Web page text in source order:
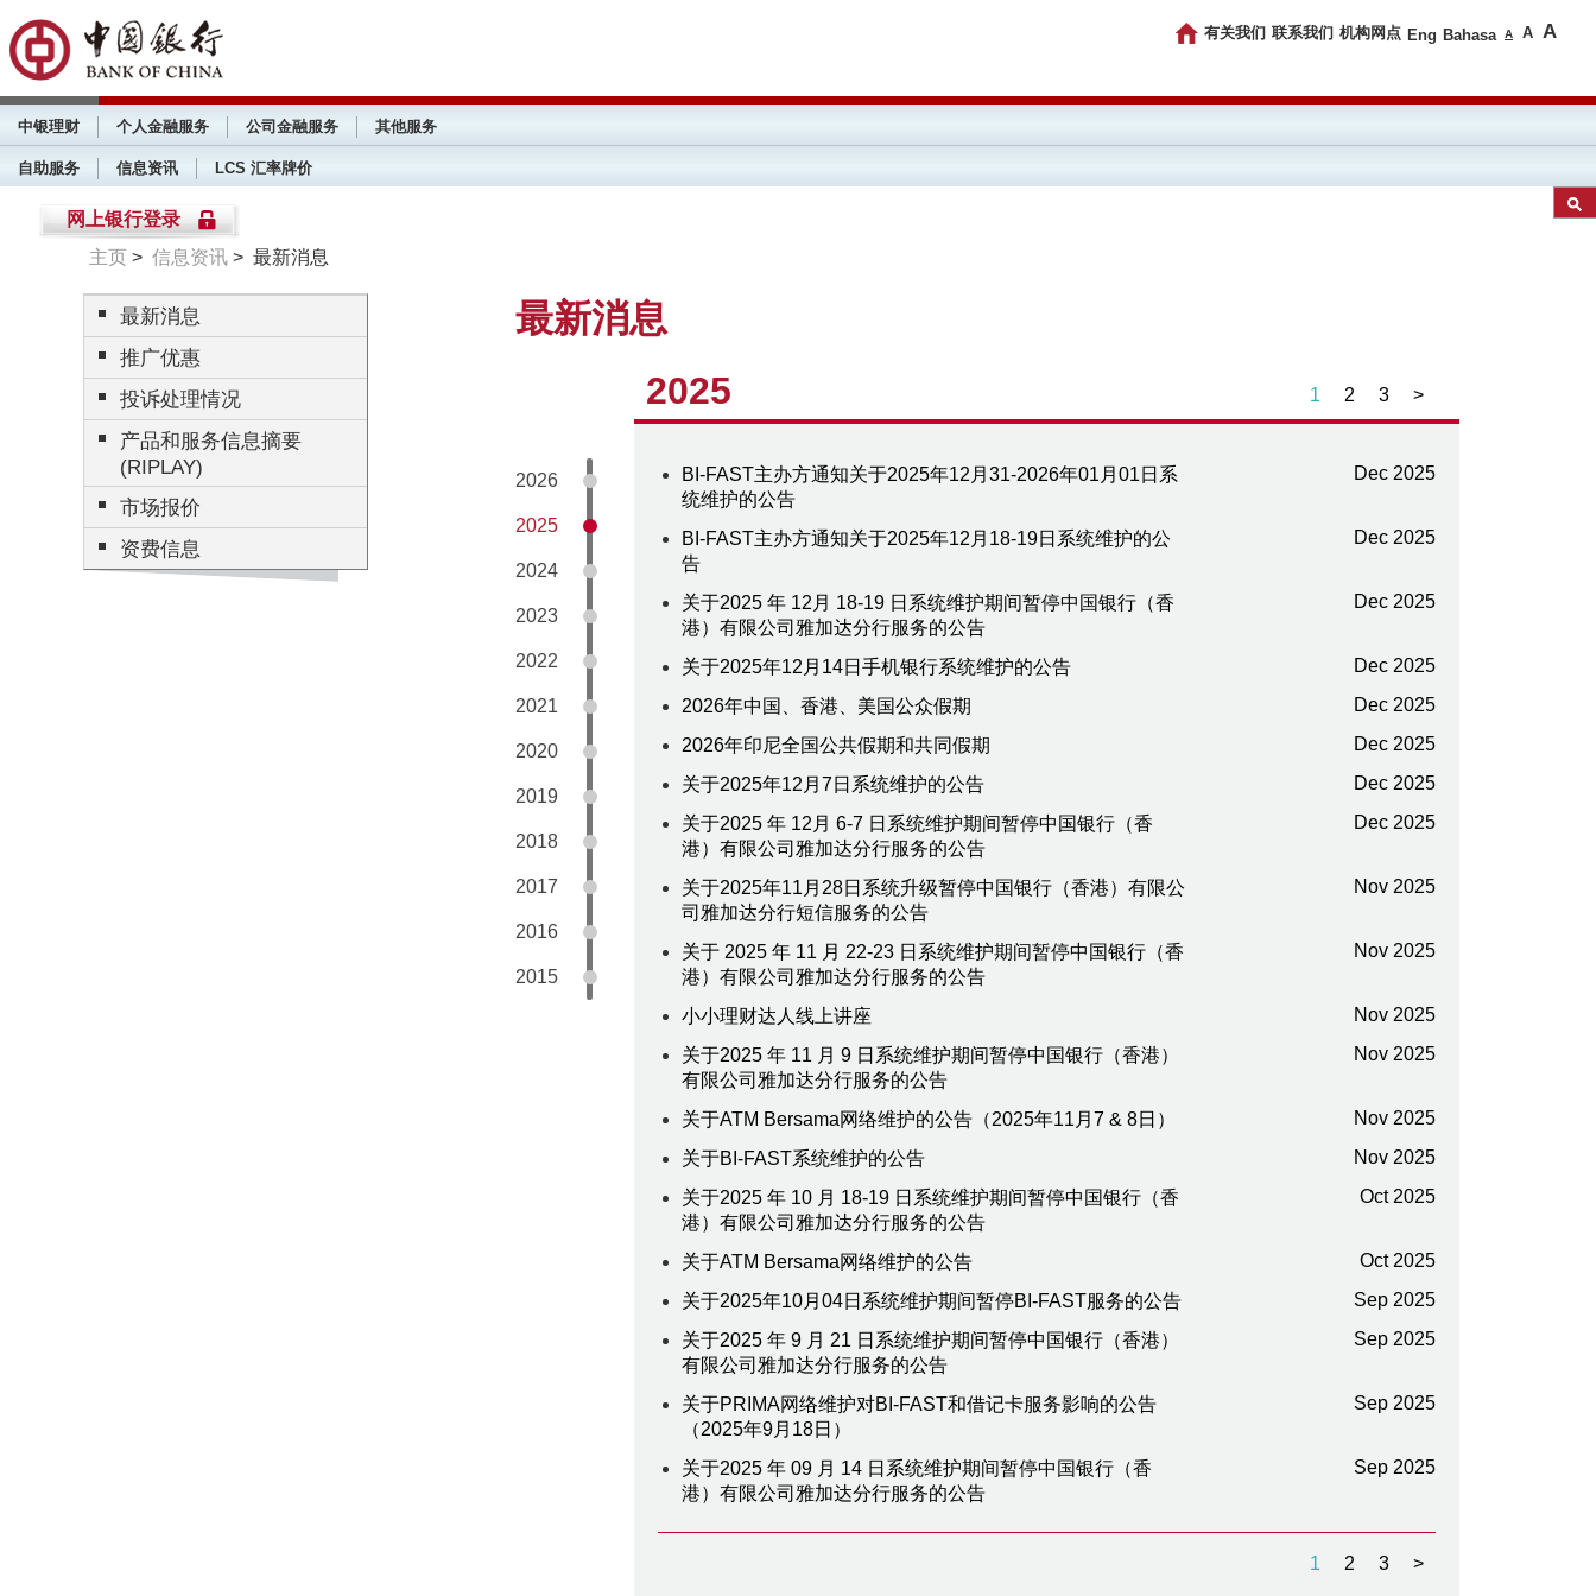
有关我们 联系我们 机构网点 Eng Bahasa A A A
中银理财 个人金融服务 公司金融服务 其他服务
自助服务 信息资讯 LCS 汇率牌价
网上银行登录
主页 > 信息资讯 > 最新消息
最新消息
推广优惠
投诉处理情况
产品和服务信息摘要
(RIPLAY)
市场报价
资费信息
最新消息
2026
2025
2024
2023
2022
2021
2020
2019
2018
2017
2016
2015
2025 1 2 3 >
Dec 2025
BI-FAST主办方通知关于2025年12月31-2026年01月01日系
统维护的公告
Dec 2025
BI-FAST主办方通知关于2025年12月18-19日系统维护的公
告
Dec 2025
关于2025 年 12月 18-19 日系统维护期间暂停中国银行（香
港）有限公司雅加达分行服务的公告
Dec 2025
关于2025年12月14日手机银行系统维护的公告
Dec 2025
2026年中国、香港、美国公众假期
Dec 2025
2026年印尼全国公共假期和共同假期
Dec 2025
关于2025年12月7日系统维护的公告
Dec 2025
关于2025 年 12月 6-7 日系统维护期间暂停中国银行（香
港）有限公司雅加达分行服务的公告
Nov 2025
关于2025年11月28日系统升级暂停中国银行（香港）有限公
司雅加达分行短信服务的公告
Nov 2025
关于 2025 年 11 月 22-23 日系统维护期间暂停中国银行（香
港）有限公司雅加达分行服务的公告
Nov 2025
小小理财达人线上讲座
Nov 2025
关于2025 年 11 月 9 日系统维护期间暂停中国银行（香港）
有限公司雅加达分行服务的公告
Nov 2025
关于ATM Bersama网络维护的公告（2025年11月7 & 8日）
Nov 2025
关于BI-FAST系统维护的公告
Oct 2025
关于2025 年 10 月 18-19 日系统维护期间暂停中国银行（香
港）有限公司雅加达分行服务的公告
Oct 2025
关于ATM Bersama网络维护的公告
Sep 2025
关于2025年10月04日系统维护期间暂停BI-FAST服务的公告
Sep 2025
关于2025 年 9 月 21 日系统维护期间暂停中国银行（香港）
有限公司雅加达分行服务的公告
Sep 2025
关于PRIMA网络维护对BI-FAST和借记卡服务影响的公告
（2025年9月18日）
Sep 2025
关于2025 年 09 月 14 日系统维护期间暂停中国银行（香
港）有限公司雅加达分行服务的公告
1 2 3 >